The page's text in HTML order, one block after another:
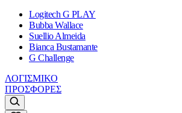
Logitech G PLAY
Bubba Wallace
Suellio Almeida
Bianca Bustamante
G Challenge
ΛΟΓΙΣΜΙΚΟ
ΠΡΟΣΦΟΡΕΣ